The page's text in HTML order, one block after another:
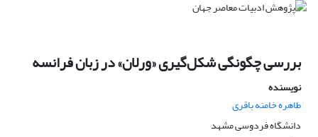
بررسی چگونگی شکل‌گیری «ورلان» در زبان فرانسه
نویسنده
طاهره خامنه باقری
دانشگاه فردوسی مشهد